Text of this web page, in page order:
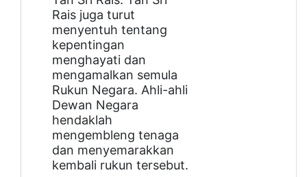
Rais juga turut
menyentuh tentang
kepentingan
menghayati dan
mengamalkan semula
Rukun Negara. Ahli-ahli
Dewan Negara
hendaklah
mengembleng tenaga
dan menyemarakkan
kembali rukun tersebut.